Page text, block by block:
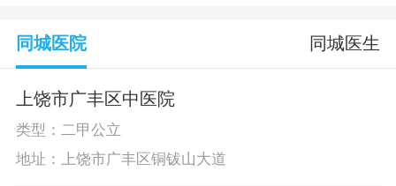
同城医院 同城医生
上饶市广丰区中医院
类型：二甲公立
地址：上饶市广丰区铜钹山大道